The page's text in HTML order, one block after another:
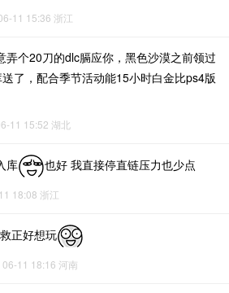
11 15:36 浙江
弄个20刀的dlc膈应你，黑色沙漠之前领过
了，配合季节活动能15小时白金比ps4版
11 15:52 湖北
库 也好 我直接停直链压力也少点
18:08 浙江
正好想玩
06-11 18:16 河南